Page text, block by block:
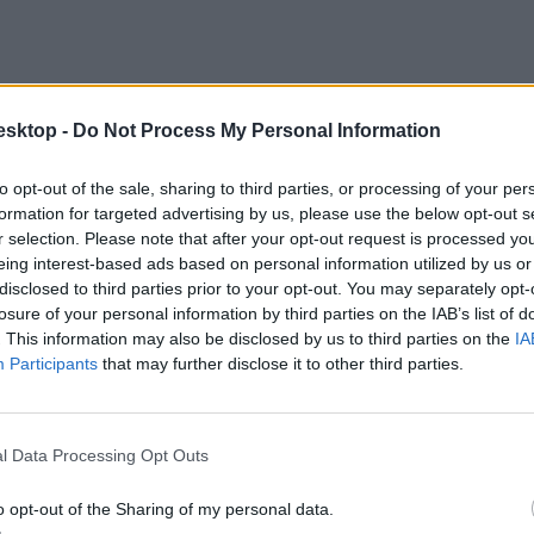
- Do Not Process My Personal Information
opt-out of the sale, sharing to third parties, or processing of your
for targeted advertising by us, please use the below opt-out
selection. Please note that after your opt-out request is processed
interest-based ads based on personal information utilized by us
to third parties prior to your opt-out. You may separately
of your personal information by third parties on the IAB’s list of
This information may also be disclosed by us to third parties on the
Participants that may further disclose it to other third parties.
Data Processing Opt Outs
opt-out of the Sharing of my personal data.
alapelvei miként vannak többek között meghatározva: „a
és kötelessége, és ebben az óvodák kiegészítő, esetenként
jogok és a gyermeket megillető jogok tiszteletben tartásával –